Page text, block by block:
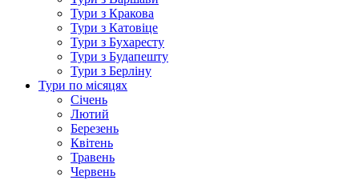
Тури з Кракова
Тури з Катовіце
Тури з Бухаресту
Тури з Будапешту
Тури з Берліну
Тури по місяцях
Січень
Лютий
Березень
Квітень
Травень
Червень